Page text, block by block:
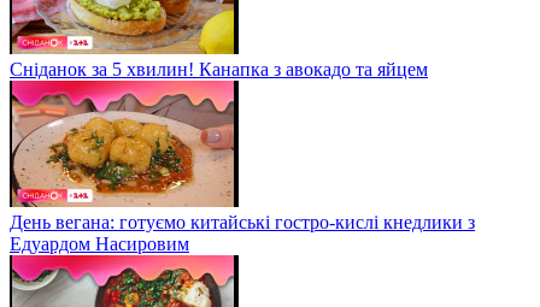
Сніданок за 5 хвилин! Канапка з авокадо та яйцем
День вегана: готуємо китайські гостро-кислі кнедлики з
Едуардом Насировим